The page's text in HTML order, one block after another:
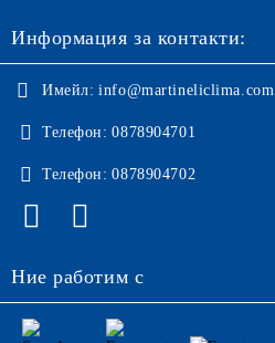
Информация за контакти:
Имейл: info@martineliclima.com
Телефон: 0878904701
Телефон: 0878904702
Ние работим с